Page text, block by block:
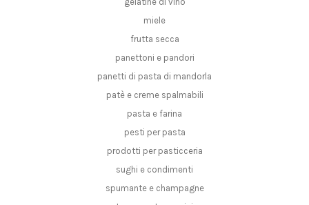
miele
frutta secca
panettoni e pandori
panetti di pasta di mandorla
patè e creme spalmabili
pasta e farina
pesti per pasta
prodotti per pasticceria
sughi e condimenti
spumante e champagne